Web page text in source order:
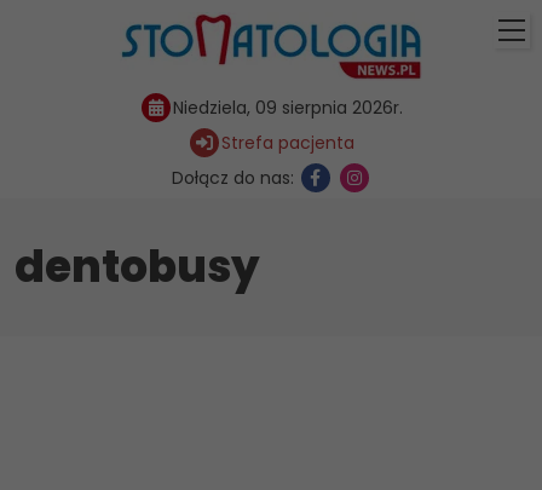
Niedziela, 09 sierpnia 2026r.
Strefa pacjenta
Dołącz do nas:
dentobusy